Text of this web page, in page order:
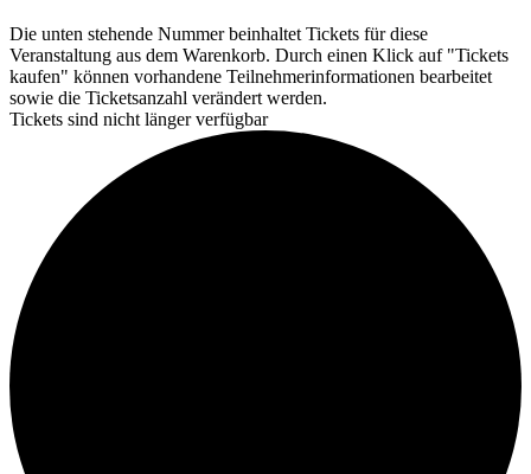
Die unten stehende Nummer beinhaltet Tickets für diese
Veranstaltung aus dem Warenkorb. Durch einen Klick auf "Tickets
kaufen" können vorhandene Teilnehmerinformationen bearbeitet
sowie die Ticketsanzahl verändert werden.
Tickets sind nicht länger verfügbar